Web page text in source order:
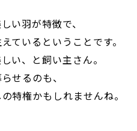
い羽が特徴で、
ているということです。
い、と飼い主さん。
せるのも、
特権かもしれませんね。